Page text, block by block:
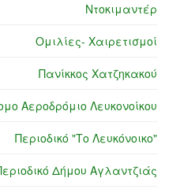
Ντοκιμαντέρ
Ομιλίες- Χαιρετισμοί
Πανίκκος Χατζηκακού
Αεροδρόμιο Λευκονοίκου
Περιοδικό "Το Λευκόνοικο"
Δήμου Αγλαντζιάς